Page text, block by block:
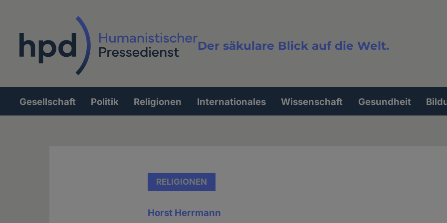
Der säkulare Blick auf die Welt.
Volltextsuche
Hauptnavigation
Gesellschaft Politik Religionen Internationales Wissenschaft Gesundheit
RELIGIONEN
Horst Herrmann